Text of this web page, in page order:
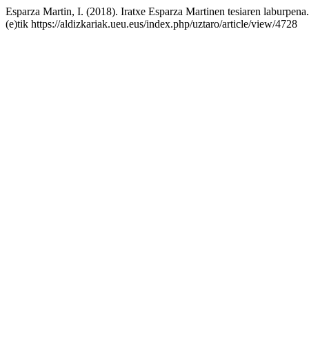
Esparza Martin, I. (2018). Iratxe Esparza Martinen tesiaren
(e)tik https://aldizkariak.ueu.eus/index.php/uztaro/article/view/4728